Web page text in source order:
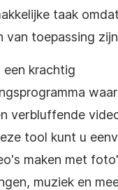
taak
van toepassing
een krachtig
verbluffende
tool kunt u
maken met
muziek en